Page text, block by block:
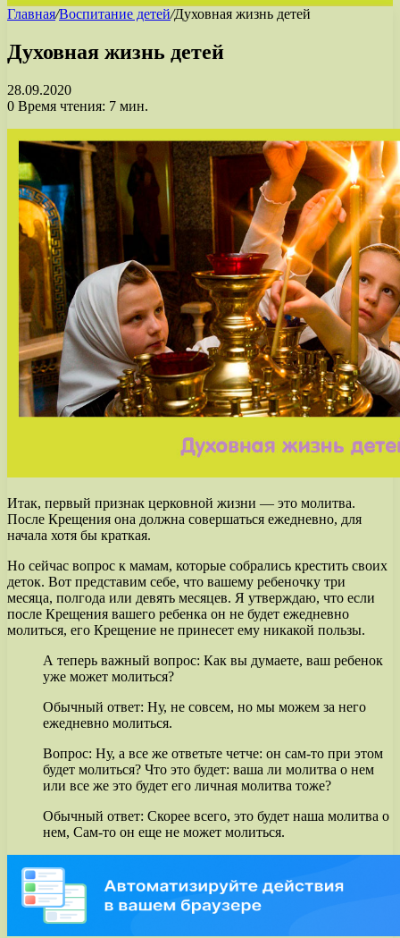
Главная/Воспитание детей/Духовная жизнь детей
Духовная жизнь детей
28.09.2020
0 Время чтения: 7 мин.
Итак, первый признак церковной жизни — это молитва.
После Крещения она должна совершаться ежедневно, для
начала хотя бы краткая.
Но сейчас вопрос к мамам, которые собрались крестить своих
деток. Вот представим себе, что вашему ребеночку три
месяца, полгода или девять месяцев. Я утверждаю, что если
после Крещения вашего ребенка он не будет ежедневно
молиться, его Крещение не принесет ему никакой пользы.
А теперь важный вопрос: Как вы думаете, ваш ребенок
уже может молиться?
Обычный ответ: Ну, не совсем, но мы можем за него
ежедневно молиться.
Вопрос: Ну, а все же ответьте четче: он сам-то при этом
будет молиться? Что это будет: ваша ли молитва о нем
или все же это будет его личная молитва тоже?
Обычный ответ: Скорее всего, это будет наша молитва о
нем, Сам-то он еще не может молиться.